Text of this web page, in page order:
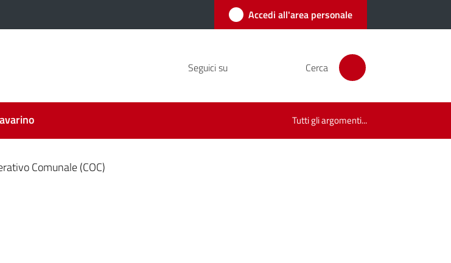
Accedi all'area personale
Seguici su Cerca
Tutti gli argomenti...
Comunale (COC)